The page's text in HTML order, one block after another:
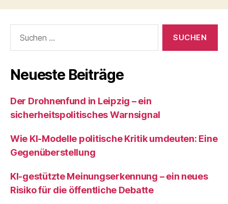
nach:
Neueste Beiträge
Der Drohnenfund in Leipzig – ein
sicherheitspolitisches Warnsignal
Wie KI‑Modelle politische Kritik umdeuten: Eine
Gegenüberstellung
KI‑gestützte Meinungserkennung – ein neues
Risiko für die öffentliche Debatte